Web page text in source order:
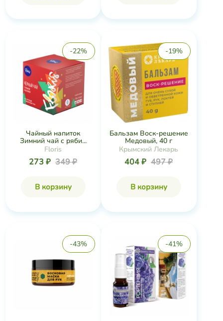
-22%
Чайный напиток
Зимний чай с ряби...
Floris
273 ₽ 349 ₽
В корзину
-19%
Бальзам Воск-решение
Медовый, 40 г
Крымский Лекарь
404 ₽ 497 ₽
В корзину
-43% -41%